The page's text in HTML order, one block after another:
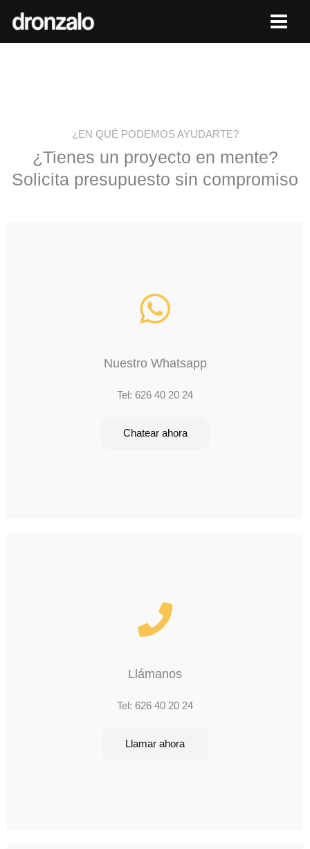
contenido
¿EN QUÉ PODEMOS AYUDARTE?
¿Tienes un proyecto en mente?
Solicita presupuesto sin compromiso
Nuestro Whatsapp
Tel: 626 40 20 24
Chatear ahora
Llámanos
Tel: 626 40 20 24
Llamar ahora